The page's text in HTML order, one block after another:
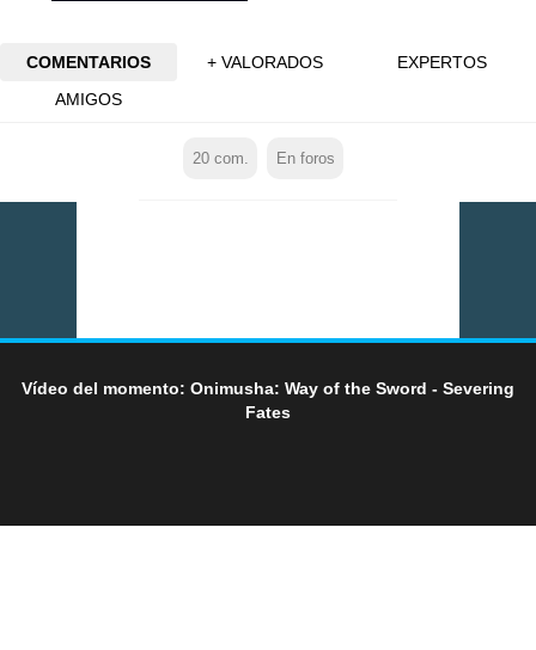
COMENTARIOS + VALORADOS
EXPERTOS
AMIGOS
20com. En foros
Vídeo del momento: Onimusha: Way of the Sword - Severing
Fates